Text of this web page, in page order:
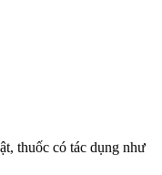
thuốc có tác dụng như